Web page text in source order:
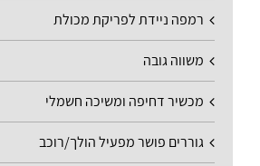
רמפה ניידת לפריקת מכולת
משווה גובה
מכשיר דחיפה ומשיכה חשמלי
גוררים פושר מפעיל הולך/רוכב